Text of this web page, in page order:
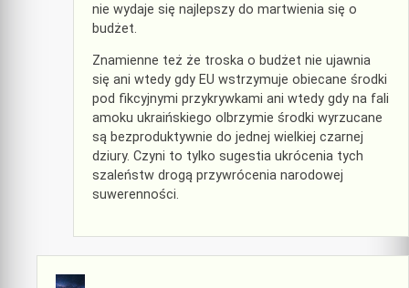
nie wydaje się najlepszy do martwienia się o
budżet.
Znamienne też że troska o budżet nie ujawnia
się ani wtedy gdy EU wstrzymuje obiecane środki
pod fikcyjnymi przykrywkami ani wtedy gdy na fali
amoku ukraińskiego olbrzymie środki wyrzucane
są bezproduktywnie do jednej wielkiej czarnej
dziury. Czyni to tylko sugestia ukrócenia tych
szaleństw drogą przywrócenia narodowej
suwerenności.